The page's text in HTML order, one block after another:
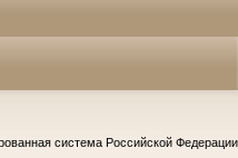
система Российской